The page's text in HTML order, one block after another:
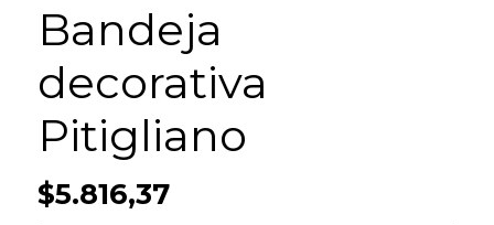
Bandeja
decorativa
Pitigliano
$5.816,37